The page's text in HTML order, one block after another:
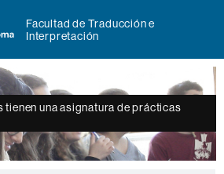
Facultad de Traducción e
Interpretación
tienen una asignatura de prácticas